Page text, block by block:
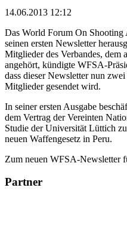
14.06.2013 12:12
Das World Forum On
seinen ersten Newsletter
Mitglieder des Verbandes, dem
angehört, kündigte WFSA-
dass dieser Newsletter nun
Mitglieder gesendet wird.
In seiner ersten Ausgabe
dem Vertrag der Vereinten
Studie der Universität Lüttich
neuen Waffengesetz in Peru.
Zum neuen WFSA-Newsletter
Partner